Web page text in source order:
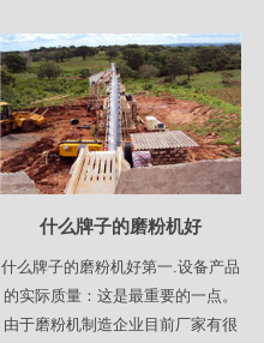
什么牌子的磨粉机好
什么牌子的磨粉机好第一.设备产品
的实际质量：这是最重要的一点。
由于磨粉机制造企业目前厂家有很